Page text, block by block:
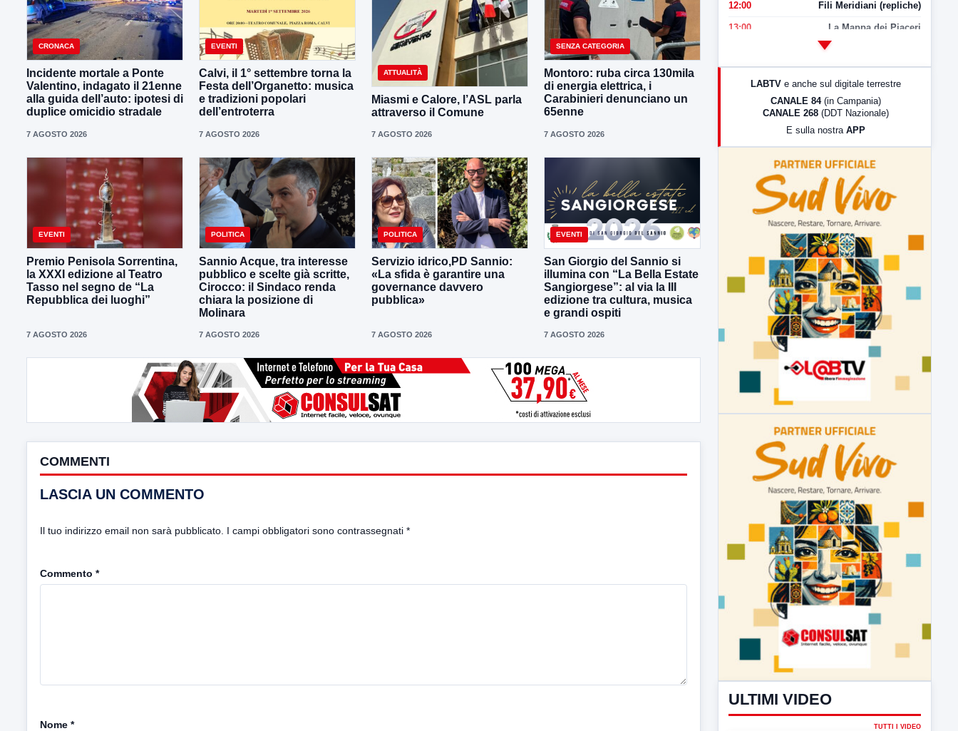
CRONACA
Incidente mortale a Ponte
Valentino, indagato il 21enne
alla guida dell’auto: ipotesi di
duplice omicidio stradale
7 AGOSTO 2026
EVENTI
Calvi, il 1° settembre torna la
Festa dell’Organetto: musica
e tradizioni popolari
dell’entroterra
7 AGOSTO 2026
ATTUALITÀ
Miasmi e Calore, l’ASL parla
attraverso il Comune
7 AGOSTO 2026
SENZA CATEGORIA
Montoro: ruba circa 130mila
di energia elettrica, i
Carabinieri denunciano un
65enne
7 AGOSTO 2026
EVENTI
Premio Penisola Sorrentina,
la XXXI edizione al Teatro
Tasso nel segno de “La
Repubblica dei luoghi”
7 AGOSTO 2026
POLITICA
Sannio Acque, tra interesse
pubblico e scelte già scritte,
Cirocco: il Sindaco renda
chiara la posizione di
Molinara
7 AGOSTO 2026
POLITICA
Servizio idrico,PD Sannio:
«La sfida è garantire una
governance davvero
pubblica»
7 AGOSTO 2026
EVENTI
San Giorgio del Sannio si
illumina con “La Bella Estate
Sangiorgese”: al via la III
edizione tra cultura, musica
e grandi ospiti
7 AGOSTO 2026
COMMENTI
LASCIA UN COMMENTO
Il tuo indirizzo email non sarà pubblicato. I campi obbligatori sono contrassegnati *
Commento *
Nome *
12:00 Fili Meridiani (repliche)
13:00 La Mappa dei Piaceri
LabNews (Diretta)
LabNews (replica)
LABTV e anche sul digitale terrestre
CANALE 84 (in Campania)
CANALE 268 (DDT Nazionale)
E sulla nostra APP
ULTIMI VIDEO
▶